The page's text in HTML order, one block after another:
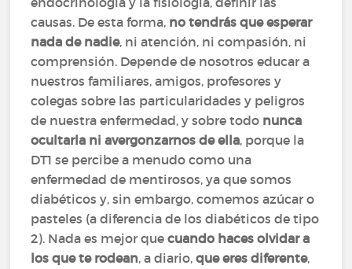
causas. De esta forma, no tendrás que esperar
nada de nadie, ni atención, ni compasión, ni
comprensión. Depende de nosotros educar a
nuestros familiares, amigos, profesores y
colegas sobre las particularidades y peligros
de nuestra enfermedad, y sobre todo nunca
ocultarla ni avergonzarnos de ella, porque la
DT1 se percibe a menudo como una
enfermedad de mentirosos, ya que somos
diabéticos y, sin embargo, comemos azúcar o
pasteles (a diferencia de los diabéticos de tipo
2). Nada es mejor quecuando haces olvidar a
los que te rodean, a diario,que eres diferente,